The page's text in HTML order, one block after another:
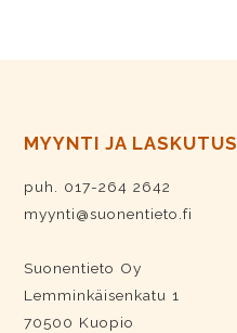
MYYNTI JA LASKUTUS
puh. 017-264 2642
myynti@suonentieto.fi
Suonentieto Oy
Lemminkäisenkatu 1
70500 Kuopio